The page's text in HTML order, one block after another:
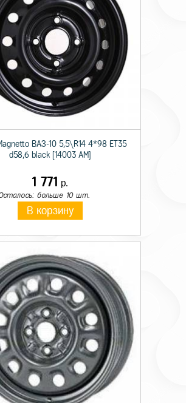
ВАЗ-10 5,5\R14 4*98 ET35
d58,6 black [14003 AM]
1 771 р.
больше 10 шт.
В корзину